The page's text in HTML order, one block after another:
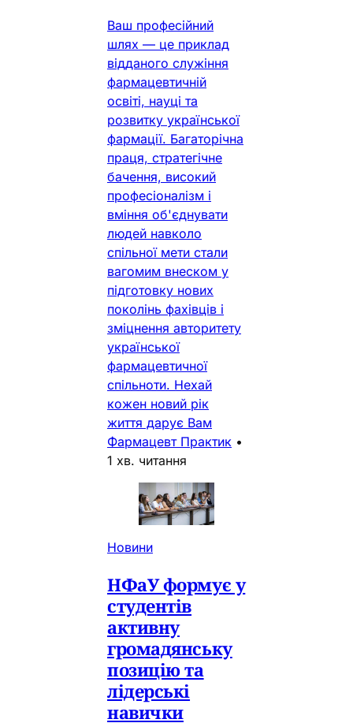
Ваш професійний
шлях — це приклад
відданого служіння
фармацевтичній
освіті, науці та
розвитку української
фармації. Багаторічна
праця, стратегічне
бачення, високий
професіоналізм і
вміння об'єднувати
людей навколо
спільної мети стали
вагомим внеском у
підготовку нових
поколінь фахівців і
зміцнення авторитету
української
фармацевтичної
спільноти. Нехай
кожен новий рік
життя дарує Вам
Фармацевт Практик •
1 хв. читання
Новини
НФаУ формує у
студентів
активну
громадянську
позицію та
лідерські
навички